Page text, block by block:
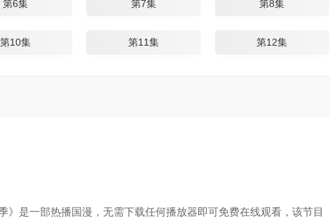
第6集 第7集 第8集
第10集 第11集 第12集
》是一部热播国漫，无需下载任何播放器即可免费在线观看，该节目